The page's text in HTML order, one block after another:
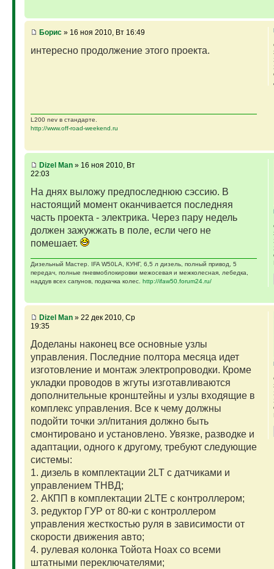
Борис» 16 ноя 2010, Вт 16:49
интересно продолжение этого проекта.
L200 nev в стандарте.
http://www.off-road-weekend.ru
Dizel Man» 16 ноя 2010, Вт
22:03
На днях выложу предпоследнюю сэссию. В
настоящий момент оканчивается последняя
часть проекта - электрика. Через пару недель
должен зажужжать в поле, если чего не
помешает.
Дизельный Мастер. IFA W50LA, КУНГ, 6,5 л дизель, полный привод, 5
передач, полные пневмоблокировки межосевая и межколесная, лебедка,
наддув всех сапунов, подкачка колес. http://ifaw50.forum24.ru/
Dizel Man» 22 дек 2010, Ср
19:35
Доделаны наконец все основные узлы
управления. Последние полтора месяца идет
изготовление и монтаж электропроводки. Кроме
укладки проводов в жгуты изготавливаются
дополнительные кронштейны и узлы входящие в
комплекс управления. Все к чему должны
подойти точки эл/питания должно быть
смонтировано и установлено. Увязке, разводке и
адаптации, одного к другому, требуют следующие
системы:
1. дизель в комплектации 2LT с датчиками и
управлением ТНВД;
2. АКПП в комплектации 2LTE с контроллером;
3. редуктор ГУР от 80-ки с контроллером
управления жесткостью руля в зависимости от
скорости движения авто;
4. рулевая колонка Тойота Ноах со всеми
штатными переключателями;